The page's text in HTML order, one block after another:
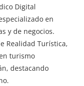
Digital
en
y de negocios.
Realidad Turística,
turismo
destacando